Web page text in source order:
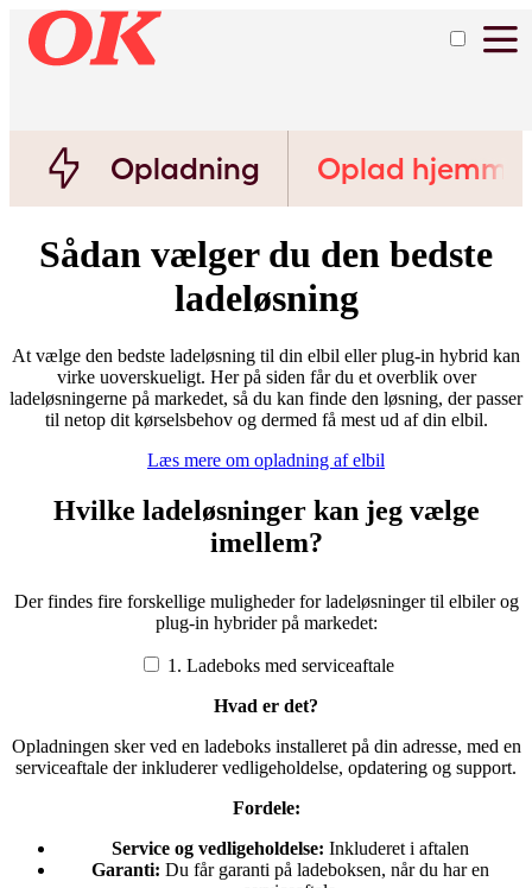
Opladning Oplad hjemme
Sådan vælger du den bedste
ladeløsning
At vælge den bedste ladeløsning til din elbil eller plug-in hybrid kan
virke uoverskueligt. Her på siden får du et overblik over
ladeløsningerne på markedet, så du kan finde den løsning, der passer
til netop dit kørselsbehov og dermed få mest ud af din elbil.
Læs mere om opladning af elbil
Hvilke ladeløsninger kan jeg vælge
imellem?
Der findes fire forskellige muligheder for ladeløsninger til elbiler og
plug-in hybrider på markedet:
1. Ladeboks med serviceaftale
Hvad er det?
Opladningen sker ved en ladeboks installeret på din adresse, med en
serviceaftale der inkluderer vedligeholdelse, opdatering og support.
Fordele:
Service og vedligeholdelse: Inkluderet i aftalen
Garanti: Du får garanti på ladeboksen, når du har en